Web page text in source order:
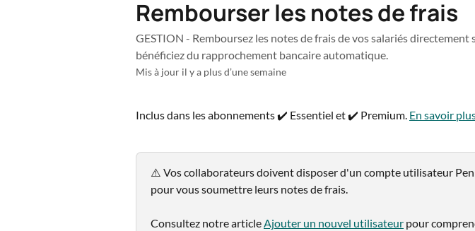
Rembourser les notes de frais
GESTION - Remboursez les notes de frais de vos salariés directement
bénéficiez du rapprochement bancaire automatique.
Mis à jour il y a plus d’une semaine
Inclus dans les abonnements ✔️ Essentiel et ✔️ Premium. En savoir
⚠️ Vos collaborateurs doivent disposer d'un compte utilisateur
pour vous soumettre leurs notes de frais.
Consultez notre article Ajouter un nouvel utilisateur pour